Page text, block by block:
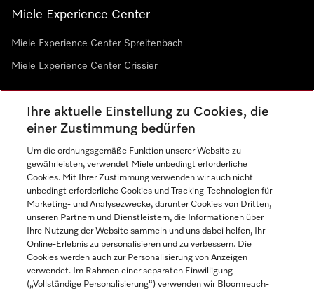
Miele Experience Center
Miele Experience Center Spreitenbach
Miele Experience Center Crissier
Newsletter
Sprache
DEUTSCH
Ihre aktuelle Einstellung zu Cookies, die
einer Zustimmung bedürfen
Um die ordnungsgemäße Funktion unserer Website zu
gewährleisten, verwendet Miele unbedingt erforderliche
Cookies. Mit Ihrer Zustimmung verwenden wir auch nicht
unbedingt erforderliche Cookies und Tracking-Technologien für
Marketing- und Analysezwecke, darunter Cookies von Dritten,
unseren Partnern und Dienstleistern, die Informationen über
Ihre Nutzung der Website sammeln und uns dabei helfen, Ihr
Online-Erlebnis zu personalisieren und zu verbessern. Die
Cookies werden auch zur Personalisierung von Anzeigen
verwendet. Im Rahmen einer separaten Einwilligung
(„Vollständige Personalisierung“) verwenden wir Bloomreach-